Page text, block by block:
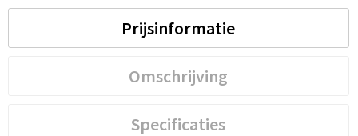
Prijsinformatie
Omschrijving
Specificaties